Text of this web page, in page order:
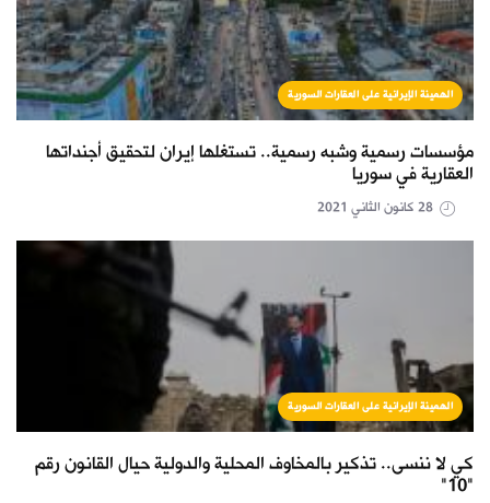
الهمينة الإيرانية على العقارات السورية
مؤسسات رسمية وشبه رسمية.. تستغلها إيران لتحقيق أجنداتها
العقارية في سوريا
الهمينة الإيرانية على العقارات السورية
كي لا ننسى.. تذكير بالمخاوف المحلية والدولية حيال القانون رقم
"10"